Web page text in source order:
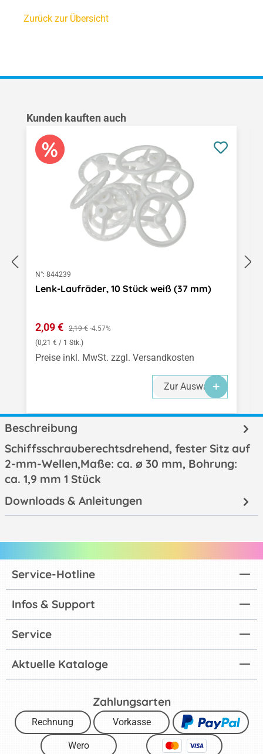
Zurück zur Übersicht
Produktgalerie überspringen
Kunden kauften auch
N°: 844239
Lenk-Laufräder, 10 Stück weiß (37 mm)
Verkaufspreis:
2,09 € Regulärer Preis:
2,19 € -4.57%
(0,21 € / 1 Stk.)
Preise inkl. MwSt. zzgl. Versandkosten
Zur Auswahl
Beschreibung
Schiffsschrauberechtsdrehend, fester Sitz auf
2-mm-Wellen,Maße: ca. ø 30 mm, Bohrung:
ca. 1,9 mm 1 Stück
Downloads & Anleitungen
Aktuelle Kataloge
Service-Hotline
Infos & Support
Service
Zahlungsarten
Rechnung Vorkasse
Wero